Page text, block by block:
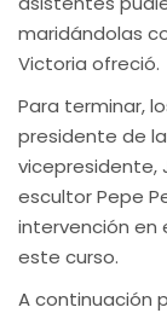
maridándolas
Victoria ofreció.
Para terminar,
presidente de
vicepresidente,
escultor Pepe
intervención en
este curso.
A continuación